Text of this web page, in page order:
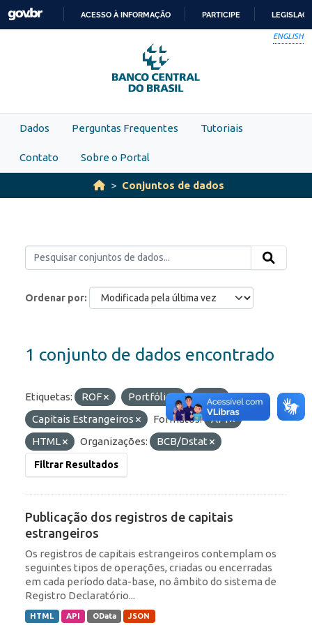
Skip to main content
PARA
O
CONTEÚDO
ACESSO À INFORMAÇÃO PARTICIPE
ENGLISH
Dados Perguntas Frequentes Tutoriais
Contato Sobre o Portal
Conjuntos de dados
Ordenar por
1 conjunto de dados encontrado
Etiquetas: ROF Portfólio
IED
Capitais Estrangeiros
Formatos:
API
HTML
Organizações: BCB/Dstat
Filtrar Resultados
Publicação dos registros de capitais
estrangeiros
Os registros de capitais estrangeiros contemplam os
seguintes tipos de operações, criadas ou encerradas
em cada período data-base, no âmbito do sistema de
Registro Declaratório...
HTML API OData JSON